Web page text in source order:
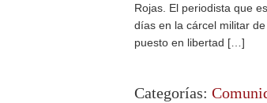
Rojas. El periodista que
días en la cárcel militar
puesto en libertad […]
Categorías: